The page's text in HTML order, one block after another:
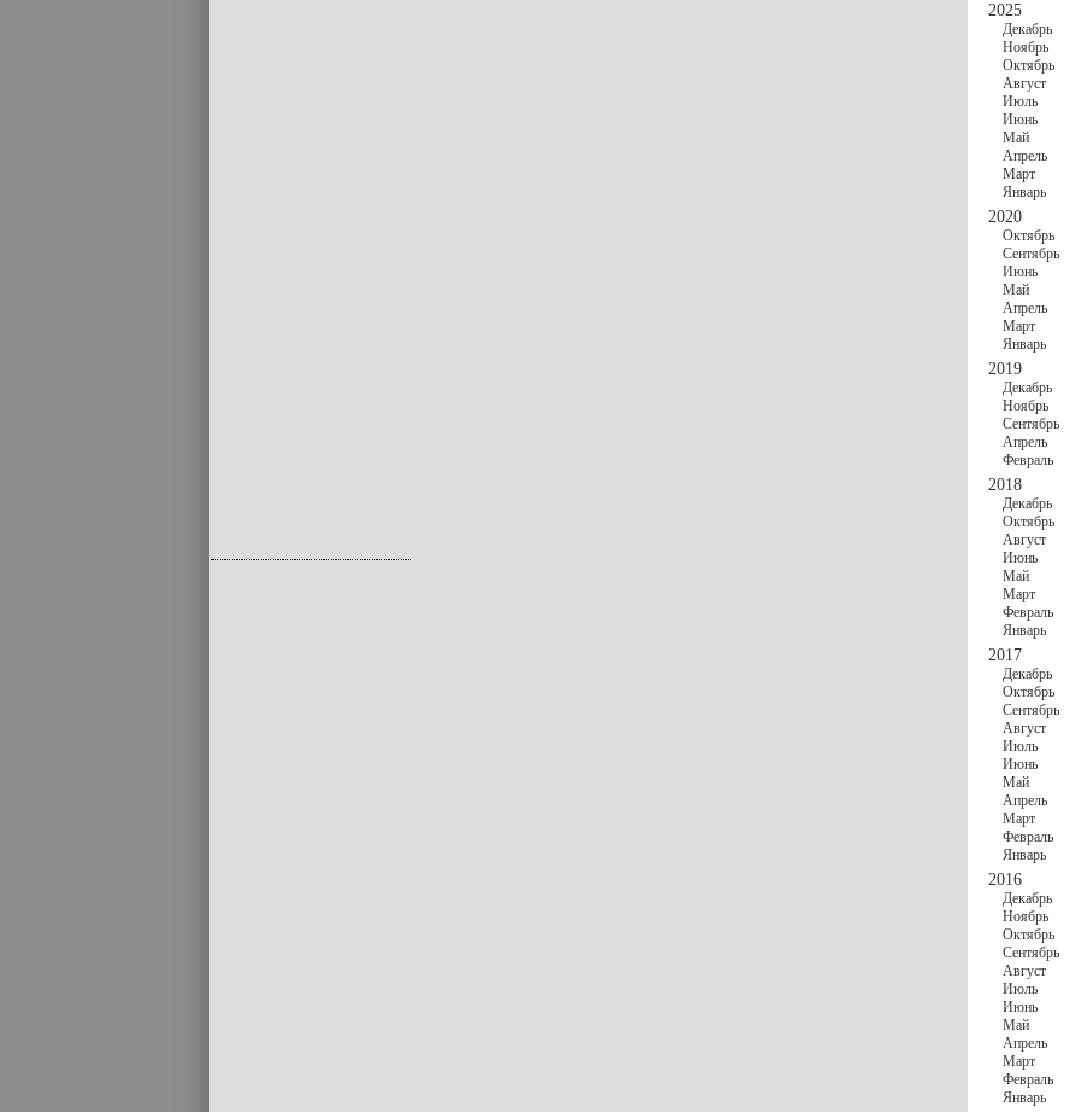
2025
Декабрь
Ноябрь
Октябрь
Август
Июль
Июнь
Май
Апрель
Март
Январь
2020
Октябрь
Сентябрь
Июнь
Май
Апрель
Март
Январь
2019
Декабрь
Ноябрь
Сентябрь
Апрель
Февраль
2018
Декабрь
Октябрь
Август
Июнь
Май
Март
Февраль
Январь
2017
Декабрь
Октябрь
Сентябрь
Август
Июль
Июнь
Май
Апрель
Март
Февраль
Январь
2016
Декабрь
Ноябрь
Октябрь
Сентябрь
Август
Июль
Июнь
Май
Апрель
Март
Февраль
Январь